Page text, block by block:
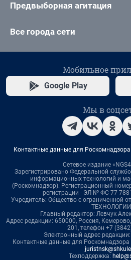
Предвыборная агитация
Все города сети
Мобильное
Google Play
Мы в
Контактные данные для
Сетевое издание
Зарегистрировано Федеральной
информационных технологий и
(Роскомнадзор). Регистрационный
регистрации - ЭЛ № ФС 77-
Учредитель: Общество с ограниченной
Главный редактор: Левчук
Адрес редакции: 650000, Россия,
201, телефон +7
Электронный адрес редакции:
Контактные данные для Роскомнадзора
Техподдержка: